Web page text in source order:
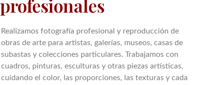
profesionales
Realizamos fotografía profesional y reproducción de
obras de arte para artistas, galerías, museos, casas de
subastas y colecciones particulares. Trabajamos con
cuadros, pinturas, esculturas y otras piezas artísticas,
cuidando el color, las proporciones, las texturas y cada